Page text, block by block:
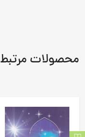
محصولات مرتبط